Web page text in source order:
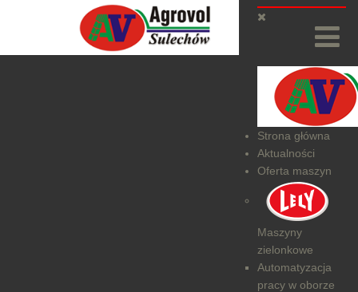
Strona główna
Aktualności
Oferta maszyn
Maszyny
zielonkowe
Automatyzacja
pracy w oborze